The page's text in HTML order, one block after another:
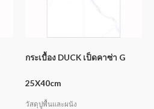
กระเบื้อง DUCK เป็ดคาซ่า G
25X40cm
วัสดุปูพื้นและผนัง